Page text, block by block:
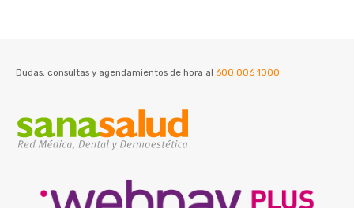
Dudas, consultas y agendamientos de hora al 600 006 1000